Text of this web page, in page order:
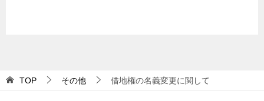
TOP その他 借地権の名義変更に関して